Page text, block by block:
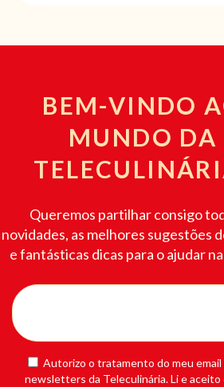
BEM-VINDO
MUNDO DA
Queremos partilhar consigo
novidades, as melhores sugestões
e fantásticas dicas para o ajudar
Autorizo o tratamento do meu
newsletters da Teleculinária. Li e